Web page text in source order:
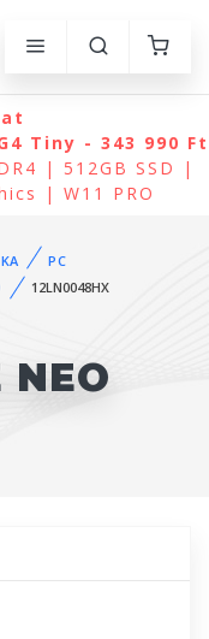
Tiny - 343 990 Ft
| 512GB SSD |
| W11 PRO
PC
12LN0048HX
NEO